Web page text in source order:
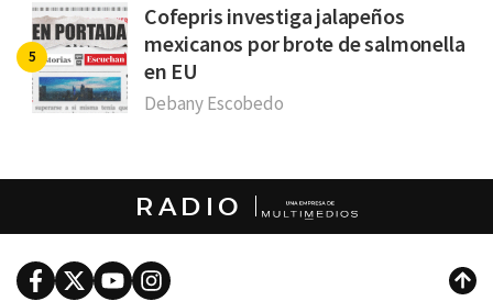
Cofepris investiga jalapeños
mexicanos por brote de salmonella
en EU
Debany Escobedo
RADIO
FacebookTwitterYoutubeInstagram